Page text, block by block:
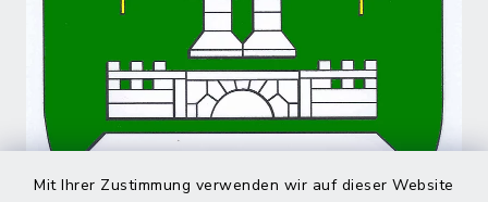
Mit Ihrer Zustimmung verwenden wir auf dieser Website